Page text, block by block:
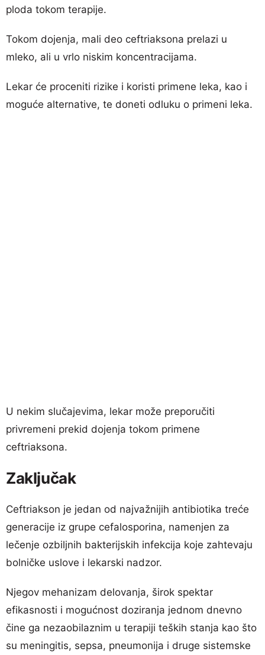
ploda tokom terapije.
Tokom dojenja, mali deo ceftriaksona prelazi u
mleko, ali u vrlo niskim koncentracijama.
Lekar će proceniti rizike i koristi primene leka, kao i
moguće alternative, te doneti odluku o primeni leka.
U nekim slučajevima, lekar može preporučiti
privremeni prekid dojenja tokom primene
ceftriaksona.
Zaključak
Ceftriakson je jedan od najvažnijih antibiotika treće
generacije iz grupe cefalosporina, namenjen za
lečenje ozbiljnih bakterijskih infekcija koje zahtevaju
bolničke uslove i lekarski nadzor.
Njegov mehanizam delovanja, širok spektar
efikasnosti i mogućnost doziranja jednom dnevno
čine ga nezaobilaznim u terapiji teških stanja kao što
su meningitis, sepsa, pneumonija i druge sistemske